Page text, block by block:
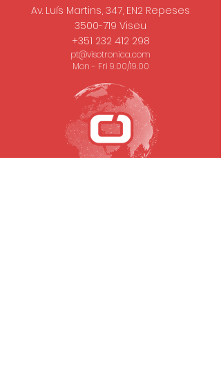
Av. Luís Martins, 347, EN2 Repeses
3500-719 Viseu
+351 232 412 298
pt@visotronica.com
Mon - Fri 9.00/19.00